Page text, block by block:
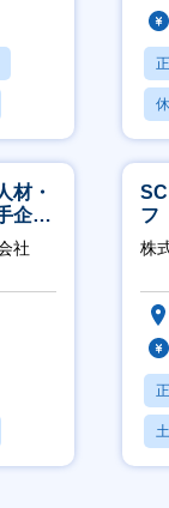
材・
企業
社
フ
迎
株